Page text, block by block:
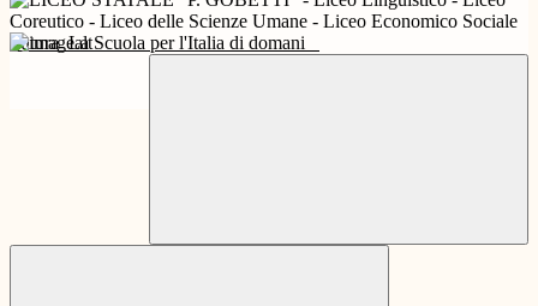
Futura La Scuola per l'Italia di domani